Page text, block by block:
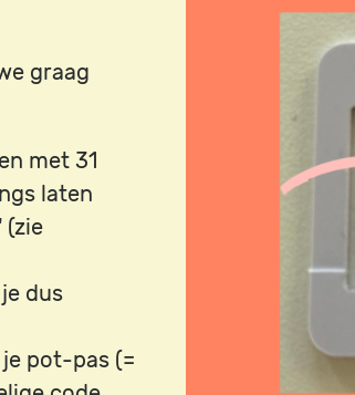
graag
met 31
laten
(zie
dus
pot-pas (=